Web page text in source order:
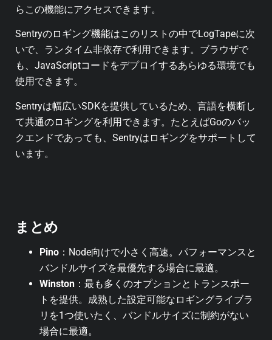
らこの機能にアクセスできます。
Sentryのロギング機能はこのリストの中でLogTapeに次
いで、ランタイム非依存で利用できます。ブラウザで
も、JavaScriptコードをデプロイするあらゆる環境でも
使用できます。
Sentryは幅広いSDKを提供しているため、言語を横断し
て共通のロギングを利用できます。たとえばGoのバッ
クエンドであっても、Sentryはロギングをサポートして
います。
まとめ
Pino ：Node向けで小さく高速。パフォーマンスと
バンドルサイズを最優先する場合に最適。
Winston ：最も多くのオプションとトランスポー
トを提供。成熟した設定可能なロギングライブラ
リを1つ使いたく、バンドルサイズに制約がない
場合に最適。